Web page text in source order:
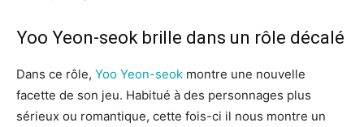
Yoo Yeon-seok brille dans un rôle décalé
Dans ce rôle, Yoo Yeon-seok montre une nouvelle
facette de son jeu. Habitué à des personnages plus
sérieux ou romantique, cette fois-ci il nous montre un